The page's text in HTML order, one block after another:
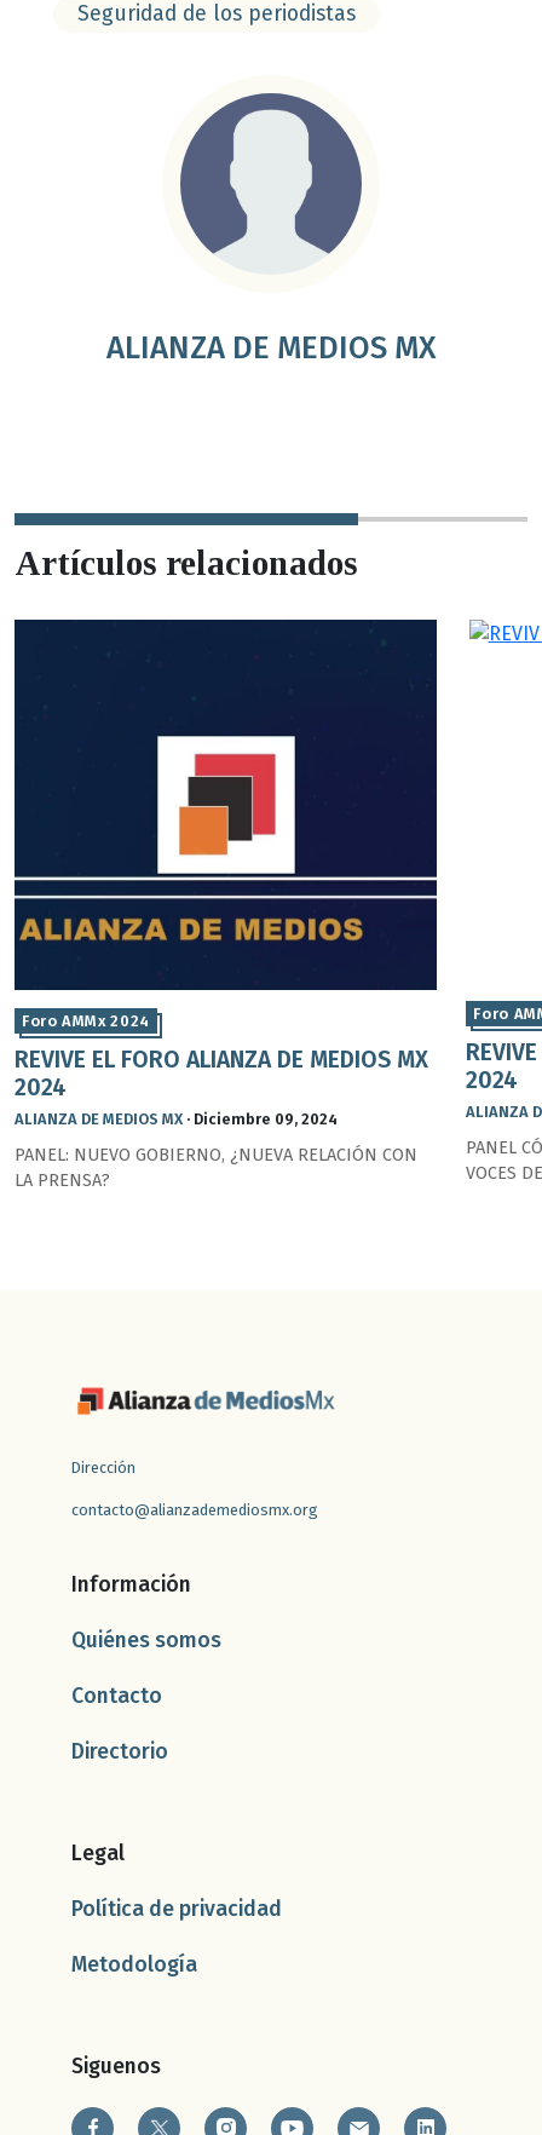
Seguridad de los periodistas
ALIANZA DE MEDIOS MX
Artículos relacionados
Foro AMMx 2024
REVIVE EL FORO ALIANZA DE MEDIOS MX
2024
ALIANZA DE MEDIOS MX · Diciembre 09, 2024
PANEL: NUEVO GOBIERNO, ¿NUEVA RELACIÓN CON
LA PRENSA?
Foro
2024
ALIANZA
PANEL
VOCES
Dirección
contacto@alianzademediosmx.org
Información
Quiénes somos
Contacto
Directorio
Legal
Política de privacidad
Metodología
Siguenos